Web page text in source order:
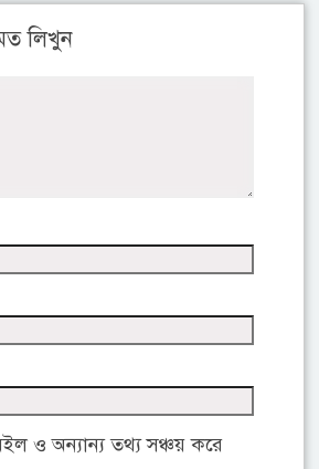
লিখুন
ও অন্যান্য তথ্য সঞ্চয় করে